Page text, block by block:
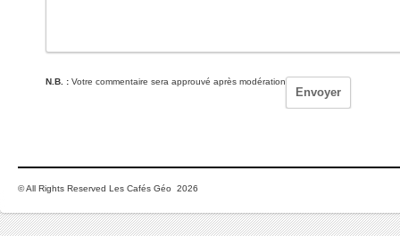
N.B. : Votre commentaire sera approuvé après modération
© All Rights Reserved Les Cafés Géo 2026